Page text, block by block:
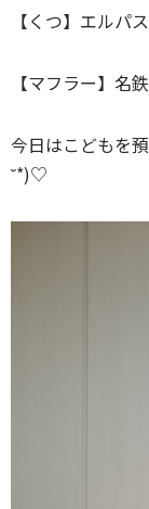
【くつ】エルパス
【マフラー】名
今日はこどもを
˘*)♡